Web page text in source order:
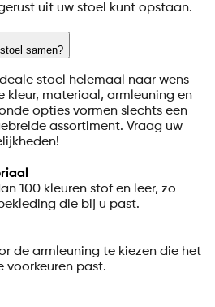
uit uw stoel kunt opstaan.
samen?
stoel helemaal naar wens
kleur, materiaal, armleuning en
opties vormen slechts een
assortiment. Vraag uw
100 kleuren stof en leer, zo
die bij u past.
de armleuning te kiezen die het
voorkeuren past.